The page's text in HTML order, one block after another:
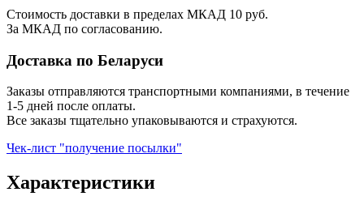
Стоимость доставки в пределах МКАД 10 руб.
За МКАД по согласованию.
Доставка по Беларуси
Заказы отправляются транспортными компаниями, в течение
1-5 дней после оплаты.
Все заказы тщательно упаковываются и страхуются.
Чек-лист "получение посылки"
Характеристики